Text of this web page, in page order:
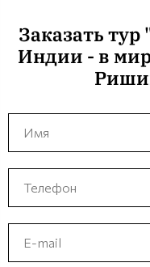
Заказать
Индии - в